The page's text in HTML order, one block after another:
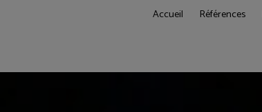
Accueil Références